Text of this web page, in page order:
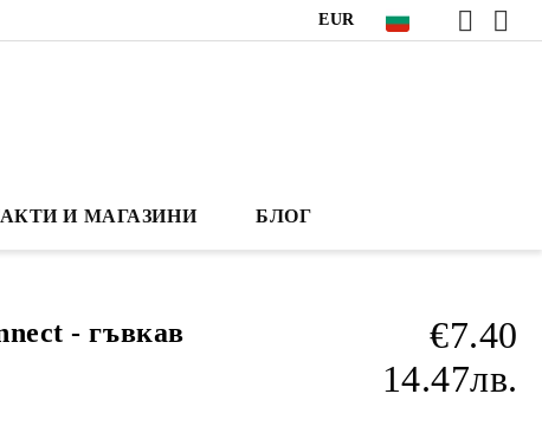
EUR
И МАГАЗИНИ БЛОГ
- гъвкав
€7.40
14.47лв.